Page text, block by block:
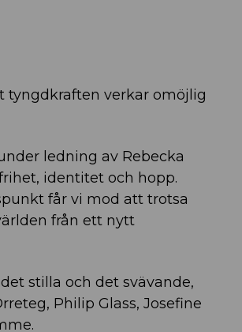
tyngdkraften verkar omöjlig
ledning av Rebecka
identitet och hopp.
får vi mod att trotsa
från ett nytt
stilla och det svävande,
Philip Glass, Josefine